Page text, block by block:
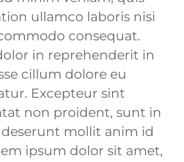
ullamco laboris nisi
consequat.
in reprehenderit in
cillum dolore eu
Excepteur sint
non proident, sunt in
mollit anim id
ipsum dolor sit amet,